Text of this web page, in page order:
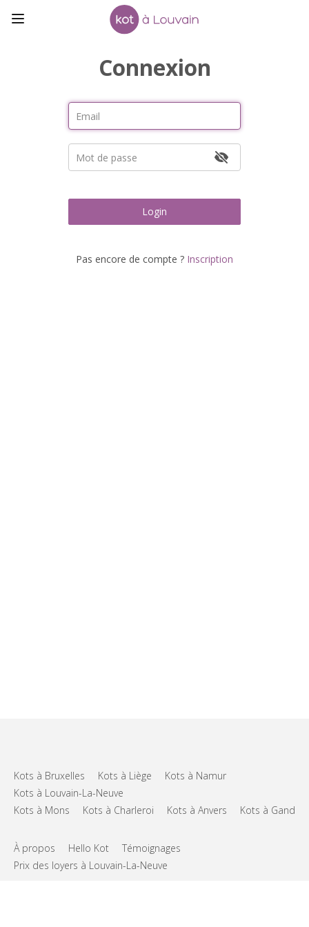
Connexion
Login
Pas encore de compte ? Inscription
Kots à Bruxelles Kots à Liège
Kots à Namur
Kots à Louvain-La-Neuve
Kots à Mons
Kots à Charleroi Kots à Anvers Kots à Gand
À propos Hello Kot
Témoignages
Prix des loyers à Louvain-La-Neuve